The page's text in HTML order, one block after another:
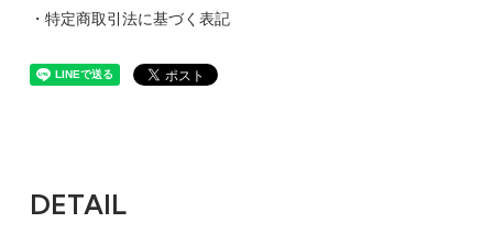
・特定商取引法に基づく表記
DETAIL